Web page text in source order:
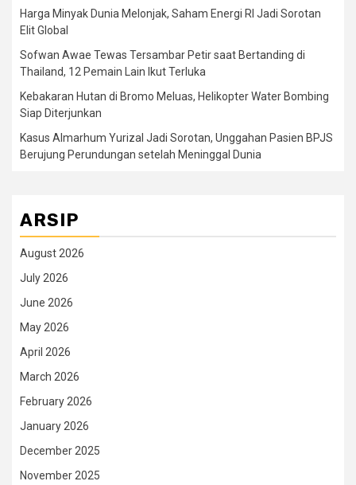
Harga Minyak Dunia Melonjak, Saham Energi RI Jadi Sorotan
Elit Global
Sofwan Awae Tewas Tersambar Petir saat Bertanding di
Thailand, 12 Pemain Lain Ikut Terluka
Kebakaran Hutan di Bromo Meluas, Helikopter Water Bombing
Siap Diterjunkan
Kasus Almarhum Yurizal Jadi Sorotan, Unggahan Pasien BPJS
Berujung Perundungan setelah Meninggal Dunia
ARSIP
August 2026
July 2026
June 2026
May 2026
April 2026
March 2026
February 2026
January 2026
December 2025
November 2025